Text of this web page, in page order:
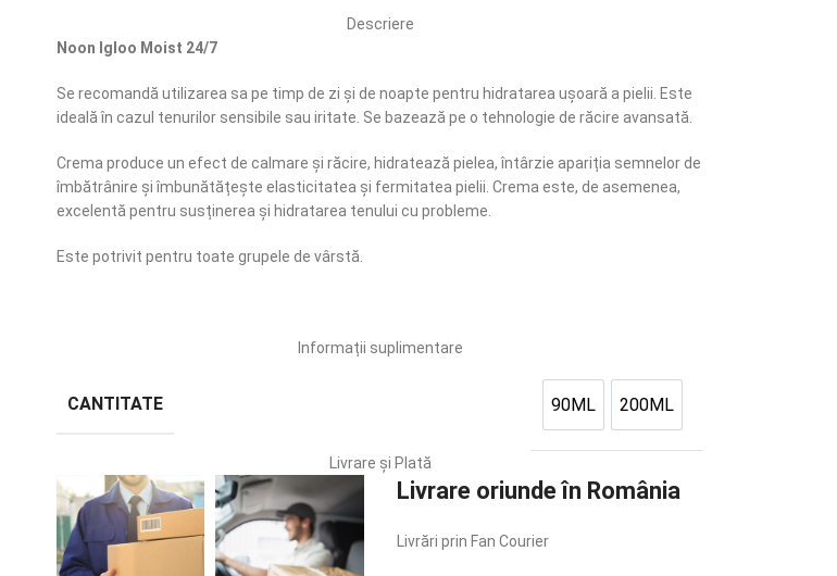
Descriere
Noon Igloo Moist 24/7
Se recomandă utilizarea sa pe timp de zi și de noapte pentru hidratarea ușoară a pielii. Este
ideală în cazul tenurilor sensibile sau iritate. Se bazează pe o tehnologie de răcire avansată.
Crema produce un efect de calmare și răcire, hidratează pielea, întârzie apariția semnelor de
îmbătrânire și îmbunătățește elasticitatea și fermitatea pielii. Crema este, de asemenea,
excelentă pentru susținerea și hidratarea tenului cu probleme.
Este potrivit pentru toate grupele de vârstă.
Informații suplimentare
CANTITATE 90ML 200ML
Livrare și Plată
Livrare oriunde în România
Livrări prin Fan Courier